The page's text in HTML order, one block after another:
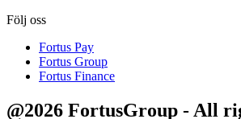
Följ oss
Fortus Pay
Fortus Group
Fortus Finance
@2026 FortusGroup - All